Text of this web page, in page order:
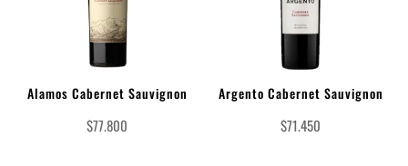
Alamos Cabernet Sauvignon
$77.800
Argento Cabernet Sauvignon
$71.450